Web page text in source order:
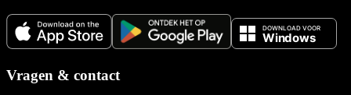
Vragen & contact